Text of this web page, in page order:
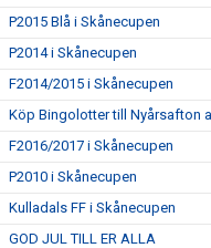
P2015 Blå i Skånecupen
P2014 i Skånecupen
F2014/2015 i Skånecupen
Köp Bingolotter till Nyårsafton
F2016/2017 i Skånecupen
P2010 i Skånecupen
Kulladals FF i Skånecupen
GOD JUL TILL ER ALLA